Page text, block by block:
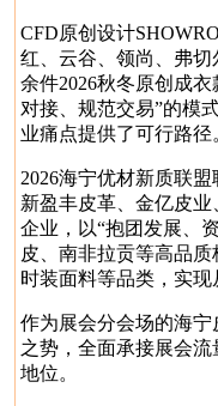
CFD原创设计
红、云谷、领尚、弗
余件2026秋冬原创成
对接、规范交易”的模
业痛点提供了可行路径
2026海宁优材新质联
新盈丰皮革、金亿皮
企业，以“抱团发展、
皮、南非拉贡等高品
时装面料等品类，实
作为展会分会场的海
之势，全面承接展会
地位。